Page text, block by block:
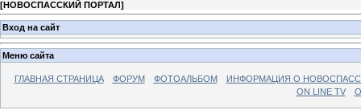
[НОВОСПАССКИЙ ПОРТАЛ]
Вход на сайт
Меню сайта
ГЛАВНАЯ СТРАНИЦА ФОРУМ ФОТОАЛЬБОМ
ИНФОРМАЦИЯ О
ON LINE TV